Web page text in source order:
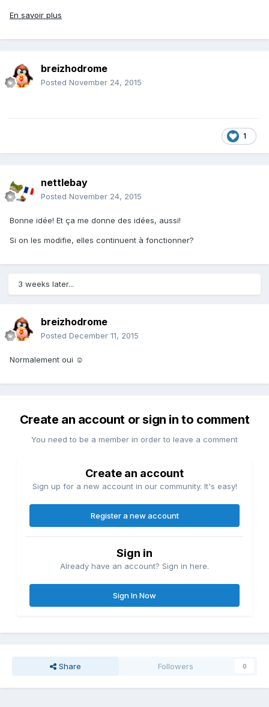
En savoir plus
breizhodrome
Posted November 24, 2015
1
nettlebay
Posted November 24, 2015
Bonne idée! Et ça me donne des idées, aussi!
Si on les modifie, elles continuent à fonctionner?
3 weeks later...
breizhodrome
Posted December 11, 2015
Normalement oui ☺
Create an account or sign in to comment
You need to be a member in order to leave a comment
Create an account
Sign up for a new account in our community. It's easy!
Register a new account
Sign in
Already have an account? Sign in here.
Sign In Now
Share Followers 0